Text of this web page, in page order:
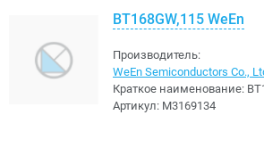
BT168GW,115 WeEn
Производитель:
WeEn Semiconductors Co.,
Краткое наименование:
Артикул: M3169134